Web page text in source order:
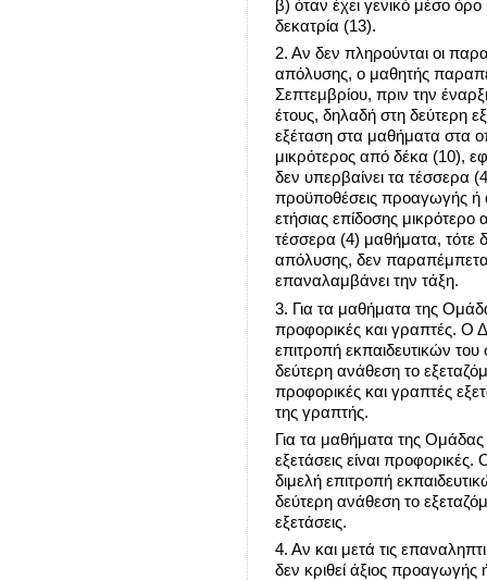
β) όταν έχει γενικό μέσο
δεκατρία (13).
2. Αν δεν πληρούνται οι
απόλυσης, ο μαθητής
Σεπτεμβρίου, πριν την
έτους, δηλαδή στη δεύτερη
εξέταση στα μαθήματα στα
μικρότερος από δέκα (10),
δεν υπερβαίνει τα τέσσερα
προϋποθέσεις προαγωγής ή
ετήσιας επίδοσης
τέσσερα (4) μαθήματα, τότε
απόλυσης, δεν
επαναλαμβάνει την τάξη.
3. Για τα μαθήματα της
προφορικές και γραπτές. Ο
επιτροπή εκπαιδευτικών
δεύτερη ανάθεση το
προφορικές και γραπτές
της γραπτής.
Για τα μαθήματα της
εξετάσεις είναι προφορικές.
διμελή επιτροπή
δεύτερη ανάθεση το
εξετάσεις.
4. Αν και μετά τις
δεν κριθεί άξιος προαγωγής